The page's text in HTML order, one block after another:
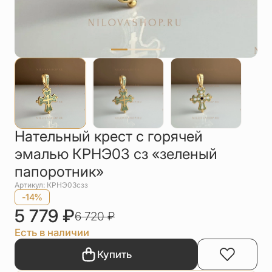
Упаковка
Цепи
Шнурки на
шею
Другое
Нательный крест с горячей
эмалью КРНЭ03 сз «зеленый
папоротник»
Артикул: КРНЭ03сзз
-14%
5 779 ₽6 720₽
Есть в наличии
Купить